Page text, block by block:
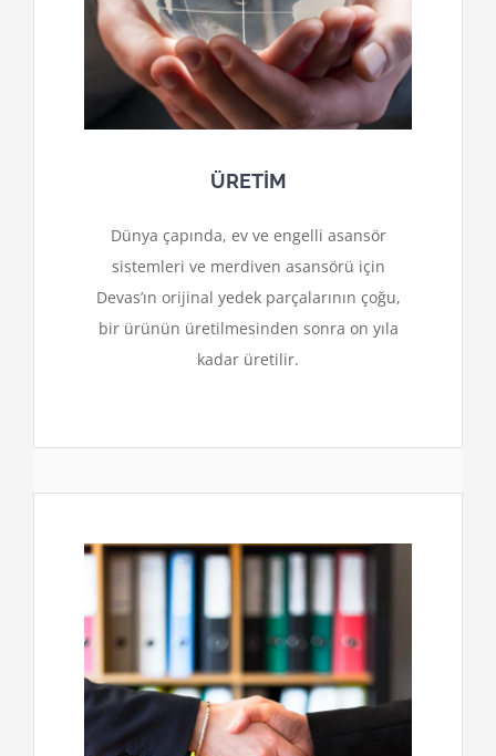
ÜRETİM
Dünya çapında, ev ve engelli asansör
sistemleri ve merdiven asansörü için
Devas’ın orijinal yedek parçalarının çoğu,
bir ürünün üretilmesinden sonra on yıla
kadar üretilir.